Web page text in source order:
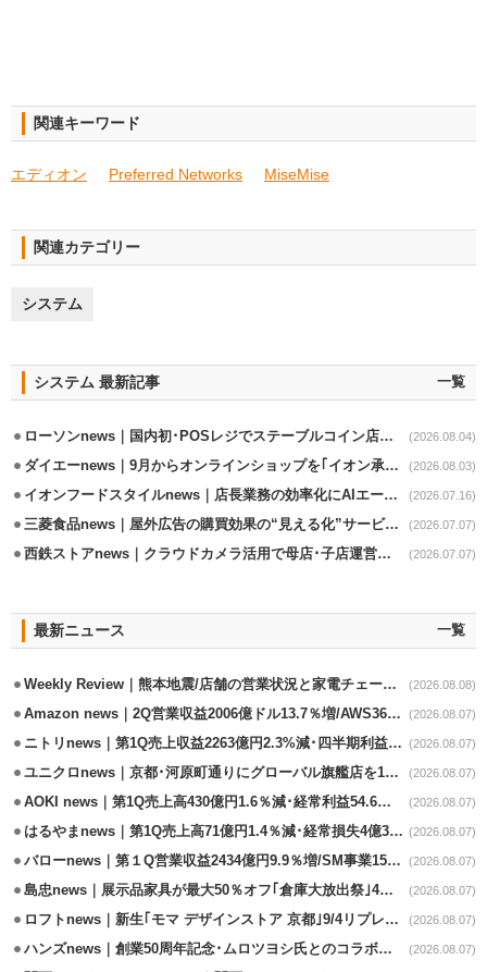
関連キーワード
エディオン Preferred Networks MiseMise
関連カテゴリー
システム
システム 最新記事 一覧
ローソンnews｜国内初･POSレジでステーブルコイン店頭決済実証実験を実施 (2026.08.04)
ダイエーnews｜9月からオンラインショップを｢イオン承りオンライン｣へ移行 (2026.08.03)
イオンフードスタイルnews｜店長業務の効率化にAIエージェント活用実験 (2026.07.16)
三菱食品news｜屋外広告の購買効果の“見える化”サービス開始 (2026.07.07)
西鉄ストアnews｜クラウドカメラ活用で母店･子店運営の効率化 (2026.07.07)
最新ニュース 一覧
Weekly Review｜熊本地震/店舗の営業状況と家電チェーンの支援策 (2026.08.08)
Amazon news｜2Q営業収益2006億ドル13.7％増/AWS36.8％％増が貢献 (2026.08.07)
ニトリnews｜第1Q売上収益2263億円2.3%減･四半期利益1.4％減 (2026.08.07)
ユニクロnews｜京都･河原町通りにグローバル旗艦店を11/6開設 (2026.08.07)
AOKI news｜第1Q売上高430億円1.6％減･経常利益54.6％減 (2026.08.07)
はるやまnews｜第1Q売上高71億円1.4％減･経常損失4億3800万円 (2026.08.07)
バローnews｜第１Q営業収益2434億円9.9％増/SM事業15.5％増と絶好調 (2026.08.07)
島忠news｜展示品家具が最大50％オフ｢倉庫大放出祭｣4店舗限定で開催 (2026.08.07)
ロフトnews｜新生｢モマ デザインストア 京都｣9/4リプレイスオープン (2026.08.07)
ハンズnews｜創業50周年記念･ムロツヨシ氏とのコラボ企画｢ムロハンズ｣開催 (2026.08.07)